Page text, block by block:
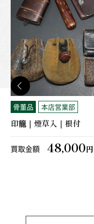
骨董品 本店営業部
印籠｜煙草入｜根付
買取金額 48,000円